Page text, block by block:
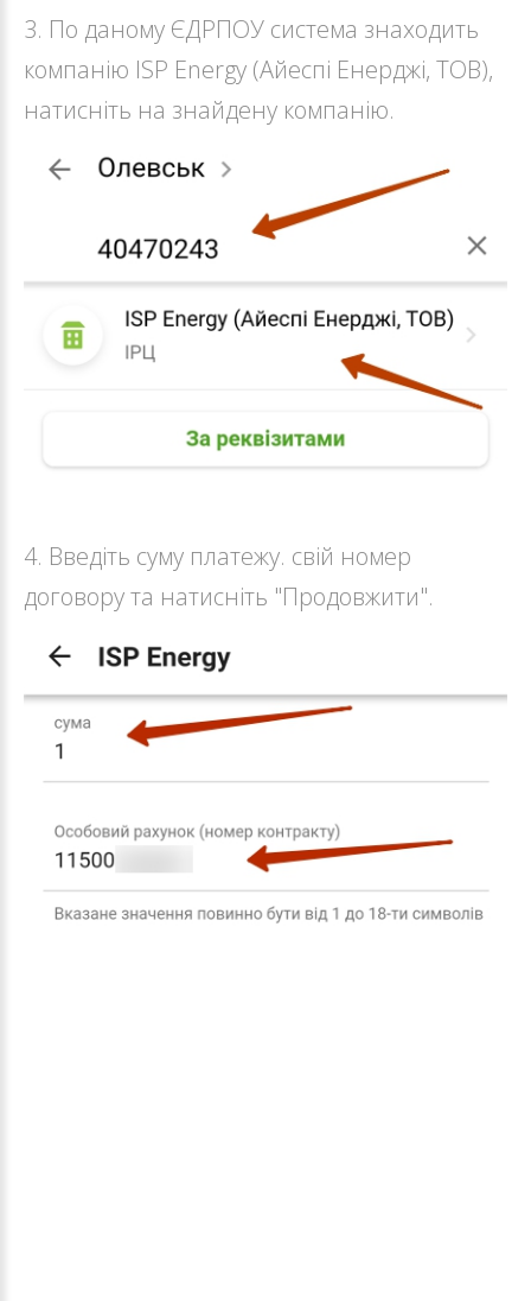
3. По даному ЄДРПОУ система знаходить
компанію ISP Energy (Айеспі Енерджі, ТОВ),
натисніть на знайдену компанію.
4. Введіть суму платежу. свій номер
договору та натисніть "Продовжити".